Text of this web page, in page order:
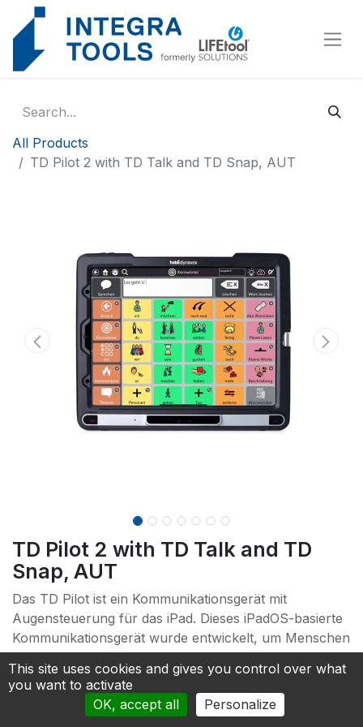
All Products
TD Pilot 2 with TD Talk and TD Snap, AUT
TD Pilot 2 with TD Talk and TD
Snap, AUT
Das TD Pilot ist ein Kommunikationsgerät mit
Augensteuerung für das iPad. Dieses iPadOS-basierte
Kommunikationsgerät wurde entwickelt, um Menschen
mit Erkrankungen wie ALS, Rückenmarksverletzung
oder Zerebralparese die Kommunikation und Nutzung
ihrer Lieblings-Apps zu ermöglichen und verfügt über
die weltweit führende Augensteuerung.
Cookies management panel
This site uses cookies and gives you control over what
you want to activate
OK, accept all
Personalize